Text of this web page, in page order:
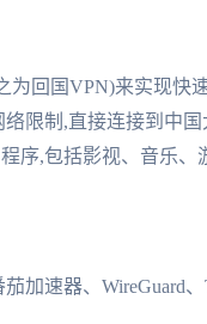
回国VPN)来实现快
限制,直接连接到中
序,包括影视、音乐、
加速器、WireGuard、